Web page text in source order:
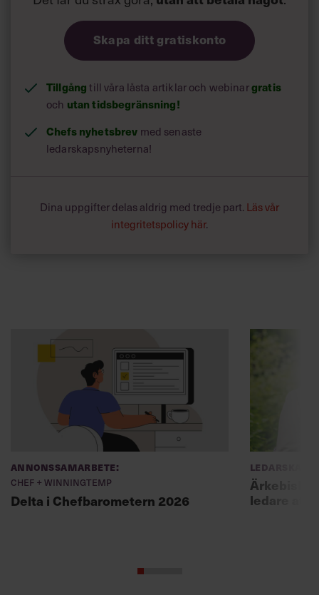
Skapa ditt gratiskonto
Tillgång till våra låsta artiklar och webinargratis
och utan tidsbegränsning!
Chefs nyhetsbrev med senaste
ledarskapsnyheterna!
Dina uppgifter delas aldrig med tredje part. Läs vår
integritetspolicy här.
Annonssamarbete:
Chef + Winningtemp
Delta i Chefbarometern 2026
Ledarskap
ledare att